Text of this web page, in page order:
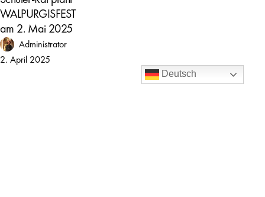
Rat
plant
WALPURGISFEST
am
WALPURGISFEST
am 2. Mai 2025
Administrator
2. April 2025
Deutsch